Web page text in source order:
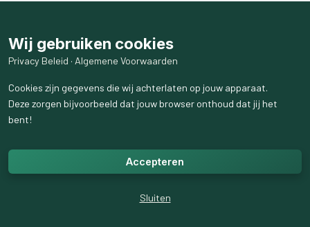
Wij gebruiken cookies
Privacy Beleid · Algemene Voorwaarden
Cookies zijn gegevens die wij achterlaten op jouw apparaat.
Deze zorgen bijvoorbeeld dat jouw browser onthoud dat jij het
bent!
Accepteren
Sluiten